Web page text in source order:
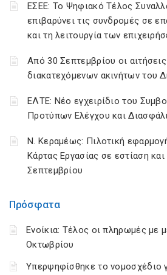
Πρόσφατα
Ενοίκια: Τέλος οι πληρωμές με
Οκτωβρίου
Υπερψηφίσθηκε το νομοσχέδιο
ΕΣΕΕ: Το Ψηφιακό Τέλος
επιβαρύνει τις συνδρομές σε
και τη λειτουργία των
Από 30 Σεπτεμβρίου οι
διακατεχόμενων ακινήτων του
ΕΛΤΕ: Νέο εγχειρίδιο του
Προτύπων Ελέγχου και
Ν. Κεραμέως: Πιλοτική
Κάρτας Εργασίας σε εστίαση
Σεπτεμβρίου